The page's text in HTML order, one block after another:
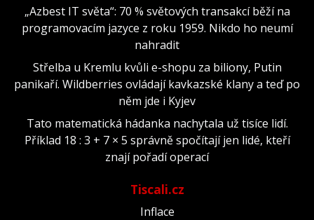
„Azbest IT světa“: 70 % světových transakcí běží na
programovacím jazyce z roku 1959. Nikdo ho neumí
nahradit
Střelba u Kremlu kvůli e-shopu za biliony, Putin
panikaří. Wildberries ovládají kavkazské klany a teď po
něm jde i Kyjev
Tato matematická hádanka nachytala už tisíce lidí.
Příklad 18 : 3 + 7 × 5 správně spočítají jen lidé, kteří
znají pořadí operací
Tiscali.cz
Inflace